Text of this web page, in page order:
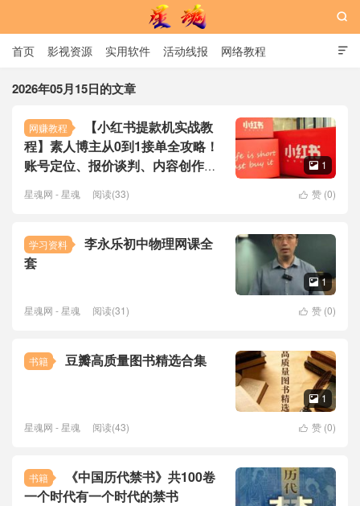
星魂网

首页 影视资源 实用软件 活动线报 网络教程
用户中心 书籍 娱乐

2026年05月15日的文章
网赚教程
【小红书提款机实战教
程】素人博主从0到1接单全攻略！
账号定位、报价谈判、内容创作到
 1
 赞 (0)
星魂网 - 星魂 阅读(33)
学习资料
李永乐初中物理网课全
套
 1
 赞 (0)
星魂网 - 星魂 阅读(31)
书籍 豆瓣高质量图书精选合集
 1
 赞 (0)
星魂网 - 星魂 阅读(43)
书籍
《中国历代禁书》共100卷
一个时代有一个时代的禁书